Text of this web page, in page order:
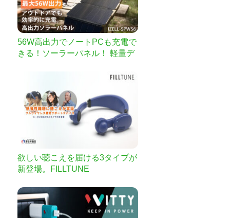
56W高出力でノートPCも充電で
きる！ソーラーパネル！ 軽量デ
欲しい聴こえを届ける3タイプが
新登場。FILLTUNE